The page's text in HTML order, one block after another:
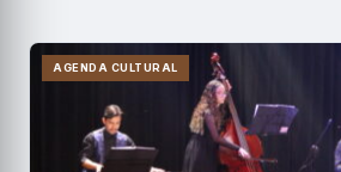
AGENDA CULTURAL